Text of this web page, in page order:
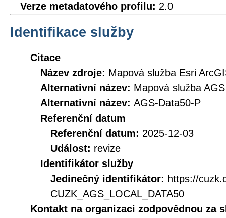
Verze metadatového profilu: 2.0
Identifikace služby
Citace
Název zdroje: Mapová služba Esri
Alternativní název: Mapová služba
Alternativní název: AGS-Data50-P
Referenční datum
Referenční datum: 2025-12-03
Událost: revize
Identifikátor služby
Jedinečný identifikátor: https://
CUZK_AGS_LOCAL_DATA50
Kontakt na organizaci zodpovědnou za